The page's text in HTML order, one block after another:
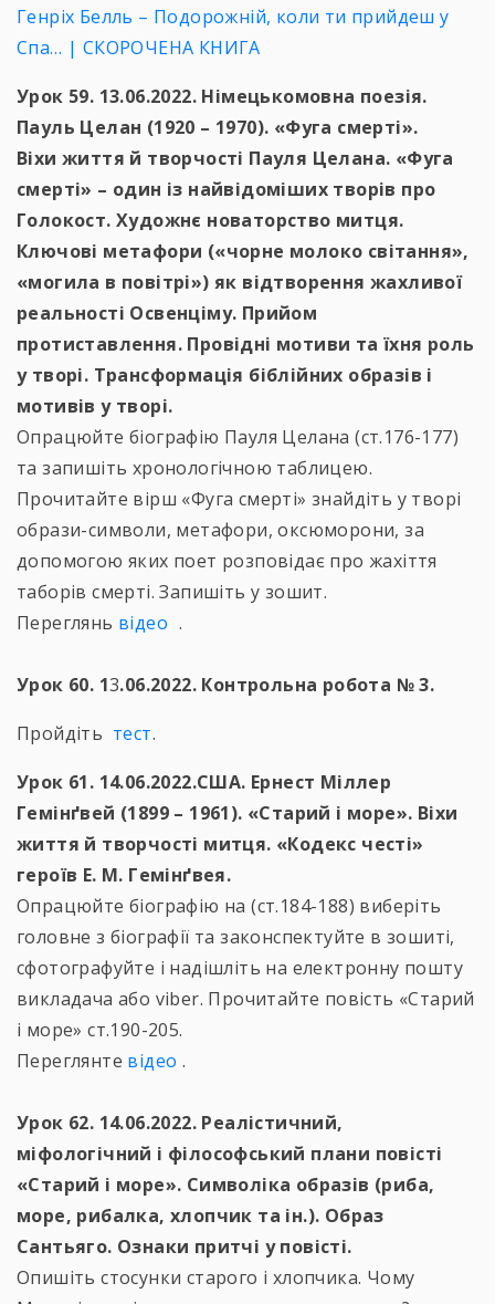
Генріх Белль – Подорожній, коли ти прийдеш у
Спа… | СКОРОЧЕНА КНИГА
Урок 59. 13.06.2022. Німецькомовна поезія.
Пауль Целан (1920 – 1970). «Фуга смерті».
Віхи життя й творчості Пауля Целана. «Фуга
смерті» – один із найвідоміших творів про
Голокост. Художнє новаторство митця.
Ключові метафори («чорне молоко світання»,
«могила в повітрі») як відтворення жахливої
реальності Освенціму. Прийом
протиставлення. Провідні мотиви та їхня роль
у творі. Трансформація біблійних образів і
мотивів у творі.
Опрацюйте біографію Пауля Целана (ст.176-177)
та запишіть хронологічною таблицею.
Прочитайте вірш «Фуга смерті» знайдіть у творі
образи-символи, метафори, оксюморони, за
допомогою яких поет розповідає про жахіття
таборів смерті. Запишіть у зошит.
Переглянь відео .
Урок 60. 13.06.2022. Контрольна робота № 3.
Пройдіть тест.
Урок 61. 14.06.2022.США. Ернест Міллер
Гемінґвей (1899 – 1961). «Старий і море». Віхи
життя й творчості митця. «Кодекс честі»
героїв Е. М. Гемінґвея.
Опрацюйте біографію на (ст.184-188) виберіть
головне з біографії та законспектуйте в зошиті,
сфотографуйте і надішліть на електронну пошту
викладача або viber. Прочитайте повість «Старий
і море» ст.190-205.
Переглянте відео .
Урок 62. 14.06.2022. Реалістичний,
міфологічний і філософський плани повісті
«Старий і море». Символіка образів (риба,
море, рибалка, хлопчик та ін.). Образ
Сантьяго. Ознаки притчі у повісті.
Опишіть стосунки старого і хлопчика. Чому